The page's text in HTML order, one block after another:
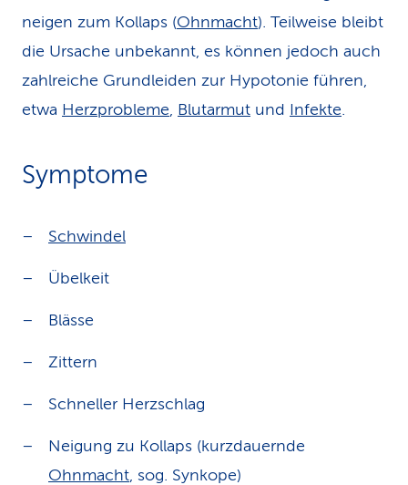
neigen zum Kollaps (Ohnmacht). Teilweise bleibt
die Ursache unbekannt, es können jedoch auch
zahlreiche Grundleiden zur Hypotonie führen,
etwa Herzprobleme, Blutarmut und Infekte.
Symptome
Schwindel
Übelkeit
Blässe
Zittern
Schneller Herzschlag
Neigung zu Kollaps (kurzdauernde
Ohnmacht, sog. Synkope)